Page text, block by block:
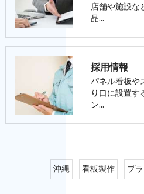
店舗や施設な
品…
採用情報
パネル看板や
り口に設置
ン…
沖縄 看板製作 プ